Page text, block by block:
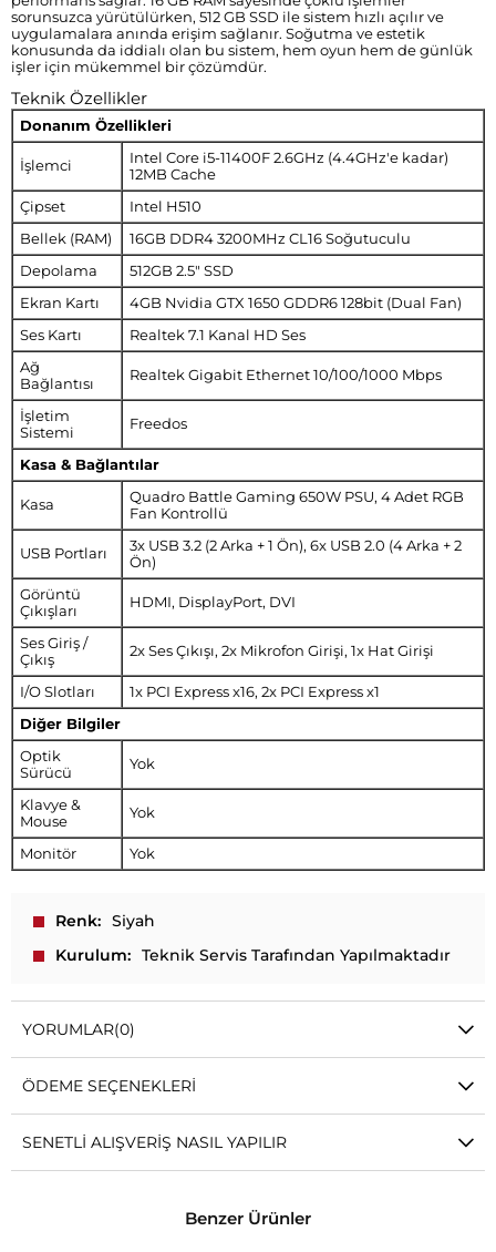
sorunsuzca yürütülürken, 512 GB SSD ile sistem hızlı açılır ve
uygulamalara anında erişim sağlanır. Soğutma ve estetik
konusunda da iddialı olan bu sistem, hem oyun hem de günlük
işler için mükemmel bir çözümdür.
Teknik Özellikler
Donanım Özellikleri
İşlemci
Intel Core i5-11400F 2.6GHz (4.4GHz'e kadar)
12MB Cache
Çipset
Intel H510
Bellek (RAM)
16GB DDR4 3200MHz CL16 Soğutuculu
Depolama
512GB 2.5" SSD
Ekran Kartı
4GB Nvidia GTX 1650 GDDR6 128bit (Dual Fan)
Ses Kartı
Realtek 7.1 Kanal HD Ses
Ağ
Bağlantısı
Realtek Gigabit Ethernet 10/100/1000 Mbps
İşletim
Sistemi
Freedos
Kasa & Bağlantılar
Kasa
Quadro Battle Gaming 650W PSU, 4 Adet RGB
Fan Kontrollü
USB Portları
3x USB 3.2 (2 Arka + 1 Ön), 6x USB 2.0 (4 Arka + 2
Ön)
Görüntü
Çıkışları
HDMI, DisplayPort, DVI
Ses Giriş /
Çıkış
2x Ses Çıkışı, 2x Mikrofon Girişi, 1x Hat Girişi
I/O Slotları
1x PCI Express x16, 2x PCI Express x1
Diğer Bilgiler
Optik
Sürücü
Yok
Klavye &
Mouse
Yok
Monitör Yok
Renk
Siyah
Kurulum
Teknik Servis Tarafından Yapılmaktadır
YORUMLAR(0)
ÖDEME SEÇENEKLERI
SENETLI ALIŞVERIŞ NASIL YAPILIR
Benzer Ürünler